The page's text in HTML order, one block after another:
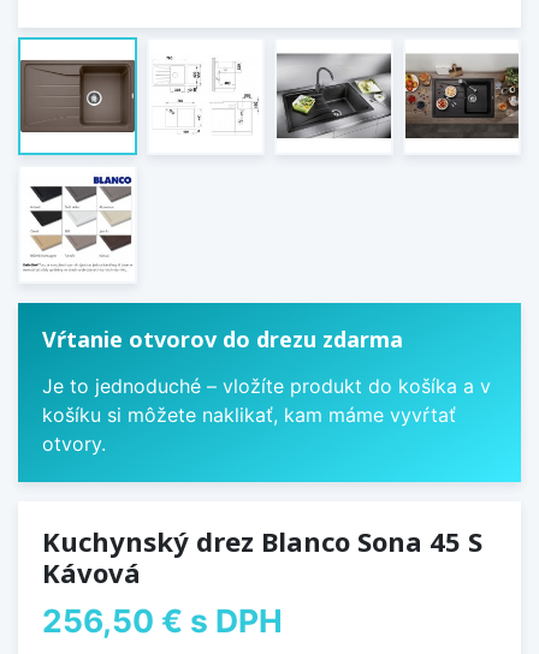
Vŕtanie otvorov do drezu zdarma
Je to jednoduché – vložíte produkt do košíka a v
košíku si môžete naklikať, kam máme vyvŕtať
otvory.
Kuchynský drez Blanco Sona 45 S
Kávová
256,50 € s DPH